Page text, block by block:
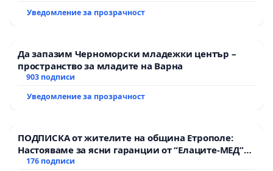
Уведомление за прозрачност
Да запазим Черноморски младежки център –
пространство за младите на Варна
903 подписи
Уведомление за прозрачност
ПОДПИСКА от жителите на община Етрополе:
Настояваме за ясни гаранции от “Елаците-МЕД”
АД и от държавата, че ще се изпълнят всички
176 подписи